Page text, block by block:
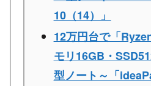
10（14）」
12万円台で「
モリ16GB・
型ノート～「